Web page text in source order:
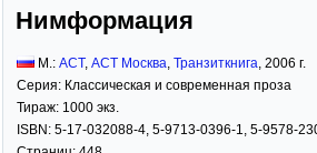
Нимформация
М.: АСТ, АСТ Москва, Транзиткнига, 2006 г.
Серия: Классическая и современная проза
Тираж: 1000 экз.
ISBN: 5-17-032088-4, 5-9713-0396-1, 5-9578-